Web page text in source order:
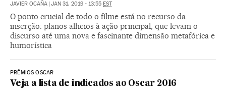
JAVIER OCAÑA JAN 31, 2019 - 13:55 EST
O ponto crucial de todo o filme está no recurso da
inserção: planos alheios à ação principal, que levam o
discurso até uma nova e fascinante dimensão metafórica e
humorística
PRÊMIOS OSCAR
Veja a lista de indicados ao Oscar 2016